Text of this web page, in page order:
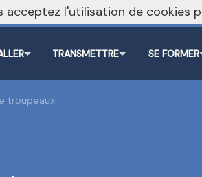
TRANSMETTRE SE FORMER
troupeaux
acceptez l'utilisation de cookies